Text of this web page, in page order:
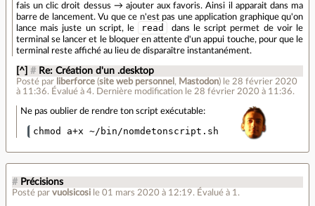
fais un clic droit dessus → ajouter aux favoris. Ainsi il apparait dans ma
barre de lancement. Vu que ce n'est pas une application graphique qu'on
lance mais juste un script, le
read
dans le script permet de voir le
terminal se lancer et le bloquer en attente d'un appui touche, pour que le
terminal reste affiché au lieu de disparaître instantanément.
[^] # Re: Création d'un .desktop
Posté par liberforce (site web personnel , Mastodon) le 28 février 2020
à 11:36. Évalué à4. Dernière modification le 28 février 2020 à 11:36.
Ne pas oublier de rendre ton script exécutable:
chmod a+x ~/bin/nomdetonscript.sh
# Précisions
Posté par vuolsicosi le 01 mars 2020 à 12:19. Évalué à 1 .